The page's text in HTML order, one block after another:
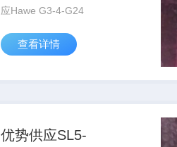
应Hawe G3-4-G24
查看详情
优势供应SL5-